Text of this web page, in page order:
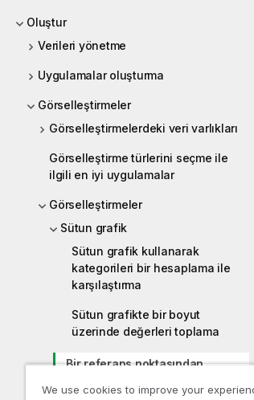
Oluştur
Verileri yönetme
Uygulamalar oluşturma
Görselleştirmeler
Görselleştirmelerdeki veri varlıkları
Görselleştirme türlerini seçme ile
ilgili en iyi uygulamalar
Görselleştirmeler
Sütun grafik
Sütun grafik kullanarak
kategorileri bir hesaplama ile
karşılaştırma
Sütun grafikte bir boyut
üzerinde değerleri toplama
Bir referans noktasından
görselleştirme
We use cookies to improve your